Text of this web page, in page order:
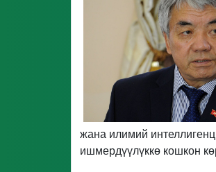
жана илимий
ишмердүүлүккө кошкон